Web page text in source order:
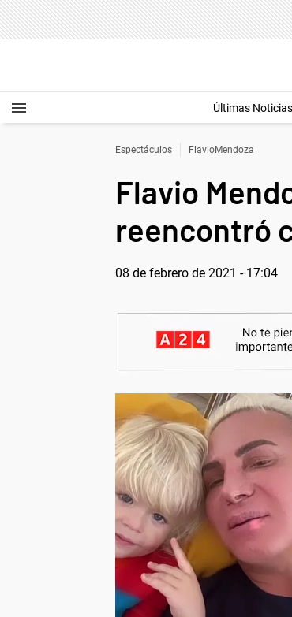
Últimas Noticias
Espectáculos FlavioMendoza
Flavio
reencontró
08 de febrero de 2021 - 17:04